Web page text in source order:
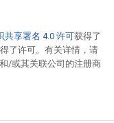
共享署名 4.0 许可获得了
了许可。有关详情，请
/或其关联公司的注册商